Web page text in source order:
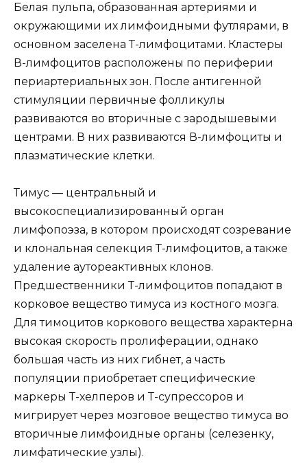
Белая пульпа, образованная артериями и
окружающими их лимфоидными футлярами, в
основном заселена Т-лимфоцитами. Кластеры
В-лимфоцитов расположены по периферии
периартериальных зон. После антигенной
стимуляции первичные фолликулы
развиваются во вторичные с зародышевыми
центрами. В них развиваются В-лимфоциты и
плазматические клетки.
Тимус — центральный и
высокоспециализированный орган
лимфопоэза, в котором происходят созревание
и клональная селекция Т-лимфоцитов, а также
удаление аутореактивных клонов.
Предшественники Т-лимфоцитов попадают в
корковое вещество тимуса из костного мозга.
Для тимоцитов коркового вещества характерна
высокая скорость пролиферации, однако
большая часть из них гибнет, а часть
популяции приобретает специфические
маркеры Т-хелперов и Т-супрессоров и
мигрирует через мозговое вещество тимуса во
вторичные лимфоидные органы (селезенку,
лимфатические узлы).